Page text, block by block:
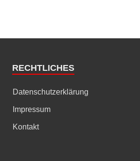
RECHTLICHES
Datenschutzerklärung
Impressum
Kontakt